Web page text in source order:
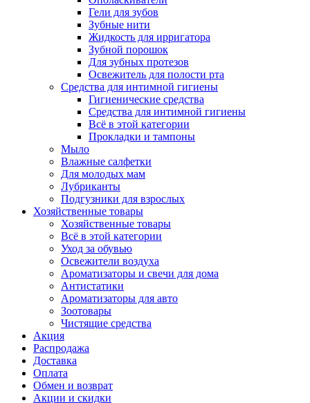
Гели для зубов
Зубные нити
Жидкость для ирригатора
Зубной порошок
Для зубных протезов
Освежитель для полости рта
Средства для интимной гигиены
Гигиенические средства
Средства для интимной гигиены
Всё в этой категории
Прокладки и тампоны
Мыло
Влажные салфетки
Для молодых мам
Лубриканты
Подгузники для взрослых
Хозяйственные товары
Хозяйственные товары
Всё в этой категории
Уход за обувью
Освежители воздуха
Ароматизаторы и свечи для дома
Антистатики
Ароматизаторы для авто
Зоотовары
Чистящие средства
Акция
Распродажа
Доставка
Оплата
Обмен и возврат
Акции и скидки